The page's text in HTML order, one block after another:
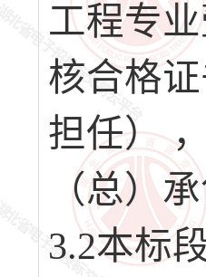
工程专
核合格
担任）
（总）
3.2本标